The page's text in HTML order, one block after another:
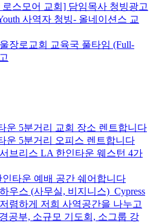
로스모어 교회] 담임목사 청빙광고
사역자 청빙- 올네이션스 교
장로교회 교육국 풀타임 (Full-
운 5분거리 교회 장소 렌트합니다
운 5분거리 오피스 렌트합니다
브리스 LA 한인타운 웨스턴 4가
타운 예배 공간 쉐어합니다
우스 (사무실, 비지니스)_Cypress
렴하게 저희 사역공간을 나누고
공부, 소규모 기도회, 소그룹 강